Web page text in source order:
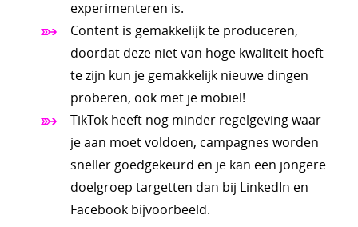
experimenteren is.
Content is gemakkelijk te produceren,
doordat deze niet van hoge kwaliteit hoeft
te zijn kun je gemakkelijk nieuwe dingen
proberen, ook met je mobiel!
TikTok heeft nog minder regelgeving waar
je aan moet voldoen, campagnes worden
sneller goedgekeurd en je kan een jongere
doelgroep targetten dan bij LinkedIn en
Facebook bijvoorbeeld.